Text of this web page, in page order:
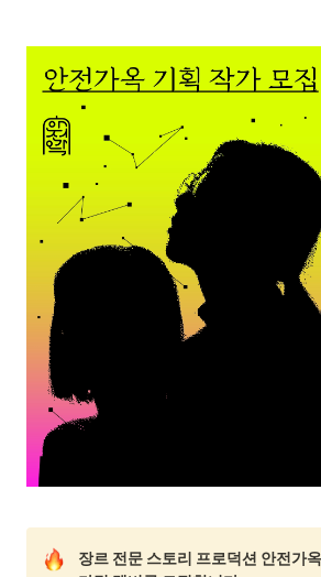
장르 전문 스토리 프로덕션 안전가